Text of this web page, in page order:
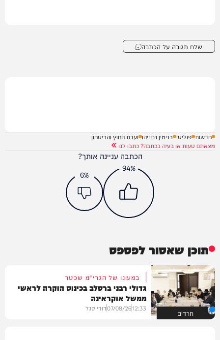
שלח תגובה על הכתבה
חדשות פוליטי בנימין נתניהו ועדת החוץ והביטחון
מצאתם טעות או בעיה בכתבה? כתבו לנו
הכתבה עניינה אותך?
94%
6%
תוכן שאסור לפספס
חרדים
במעונו של הגרי"מ שכטר
גדולי רבני ברסלב בכינוס הוקרה לראשי
ממשל אוקראינה
12:33
07/08/26דודי סגל